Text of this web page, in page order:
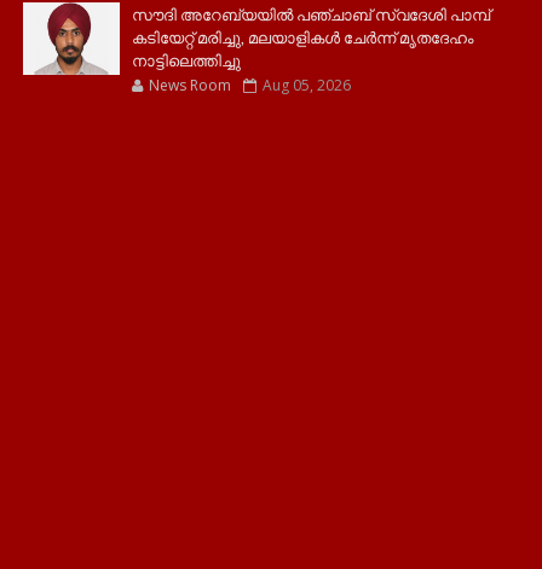
സൗദി അറേബ്യയിൽ പഞ്ചാബ് സ്വദേശി പാമ്പ്
കടിയേറ്റ് മരിച്ചു, മലയാളികൾ ചേർന്ന് മൃതദേഹം
നാട്ടിലെത്തിച്ചു
News Room Aug 05, 2026